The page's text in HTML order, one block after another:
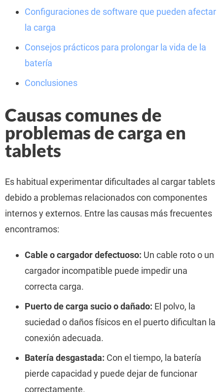
Configuraciones de software que pueden afectar
la carga
Consejos prácticos para prolongar la vida de la
batería
Conclusiones
Causas comunes de
problemas de carga en
tablets
Es habitual experimentar dificultades al cargar tablets
debido a problemas relacionados con componentes
internos y externos. Entre las causas más frecuentes
encontramos:
Cable o cargador defectuoso: Un cable roto o un
cargador incompatible puede impedir una
correcta carga.
Puerto de carga sucio o dañado: El polvo, la
suciedad o daños físicos en el puerto dificultan la
conexión adecuada.
Batería desgastada: Con el tiempo, la batería
pierde capacidad y puede dejar de funcionar
correctamente.